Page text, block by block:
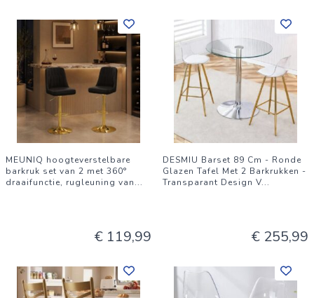
MEUNIQ hoogteverstelbare
barkruk set van 2 met 360°
draaifunctie, rugleuning van...
€ 119,99
DESMIU Barset 89 Cm - Ronde
Glazen Tafel Met 2 Barkrukken -
Transparant Design V...
€ 255,99